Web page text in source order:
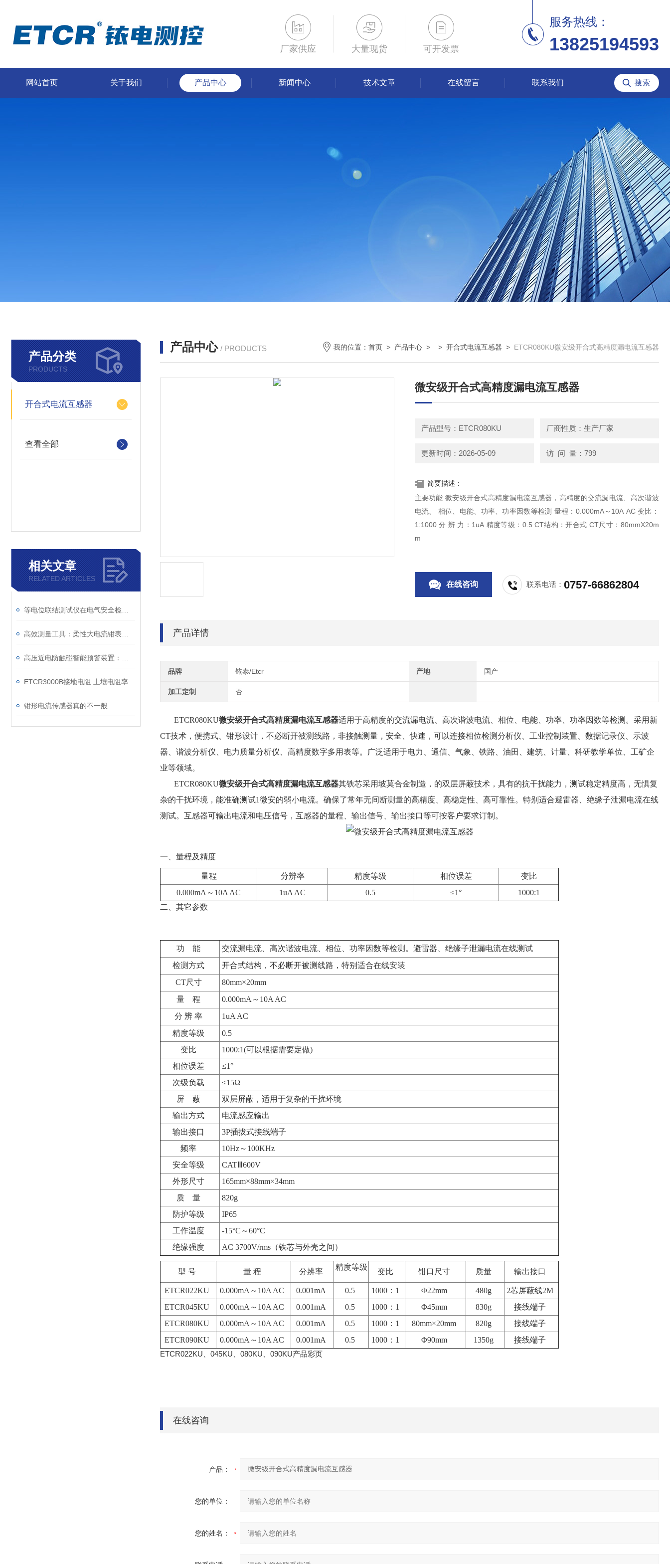
厂家供应 大量现货 可开发票
服务热线：
13825194593
网站首页 关于我们 产品中心 新闻中心 技术文章 在线留言 联系我们
产品分类
PRODUCTS
开合式电流互感器
查看全部
相关文章
RELATED ARTICLES
钳形电流传感器真的不一般
产品中心 / PRODUCTS 我的位置： 首页 > 产品中心 > > 开合式电流互感器 > ETCR080KU微安级开合式高精度漏电流互感器
微安级开合式高精度漏电流互感器
产品型号：ETCR080KU 厂商性质：生产厂家
更新时间：2026-05-09 访 问 量：799
简要描述：
主要功能 微安级开合式高精度漏电流互感器，高精度的交流漏电流、高次谐波
电流、 相位、电能、功率、功率因数等检测 量程：0.000mA～10A AC 变比：
1:1000 分 辨 力：1uA 精度等级：0.5 CT结构：开合式 CT尺寸：80mmX20m
m
在线咨询 联系电话：0757-66862804
产品详情
品牌 铱泰/Etcr 产地 国产
加工定制 否
ETCR080KU微安级开合式高精度漏电流互感器适用于高精度的交流漏电流、高次谐波电流、相位、电能、功率、功率因数等检测。采用新
CT技术，便携式、钳形设计，不必断开被测线路，非接触测量，安全、快速，可以连接相位检测分析仪、工业控制装置、数据记录仪、示波
器、谐波分析仪、电力质量分析仪、高精度数字多用表等。广泛适用于电力、通信、气象、铁路、油田、建筑、计量、科研教学单位、工矿企
业等领域。
ETCR080KU微安级开合式高精度漏电流互感器其铁芯采用坡莫合金制造，的双层屏蔽技术，具有的抗干扰能力，测试稳定精度高，无惧复
杂的干扰环境，能准确测试1微安的弱小电流。确保了常年无间断测量的高精度、高稳定性、高可靠性。特别适合避雷器、绝缘子泄漏电流在线
测试。互感器可输出电流和电压信号，互感器的量程、输出信号、输出接口等可按客户要求订制。
一、量程及精度
量程 分辨率 精度等级 相位误差
变比
0.000mA～10A AC
1uA AC 0.5 ≤1° 1000:1
二、其它参数
功 能
交流漏电流、高次谐波电流、相位、功率因数等检测。避雷器、绝缘子泄漏电流在线测试
检测方式
开合式结构，不必断开被测线路，特别适合在线安装
CT尺寸
80mm×20mm
量
程
0.000mA～10A AC
分 辨 率
1uA AC
精度等级
0.5
变比
1000:1(可以根据需要定做)
相位误差
≤1°
次级负载
≤15Ω
屏
蔽
双层屏蔽，适用于复杂的干扰环境
输出方式
电流感应输出
输出接口
3P插拔式接线端子
频率
10Hz～100KHz
安全等级
CATⅢ600V
外形尺寸
165mm×88mm×34mm
质
量
820g
防护等级
IP65
工作温度
-15°C～60°C
绝缘强度
AC 3700V/rms（铁芯与外壳之间）
型 号 量 程 分辨率
精度等级
变比 钳口尺寸 质量 输出接口
ETCR022KU 0.000mA～10A AC 0.001mA 0.5 1000：1 Φ22mm 480g 2芯屏蔽线2M
ETCR045KU
0.000mA～10A AC 0.001mA 0.5 1000：1 Φ45mm 830g
接线端子
ETCR080KU
0.000mA～10A AC 0.001mA 0.5 1000：1 80mm×20mm 820g
接线端子
ETCR090KU
0.000mA～10A AC 0.001mA 0.5 1000：1 Φ90mm 1350g
接线端子
ETCR022KU、045KU、080KU、090KU产品彩页
在线咨询
产品：
您的单位：
您的姓名：